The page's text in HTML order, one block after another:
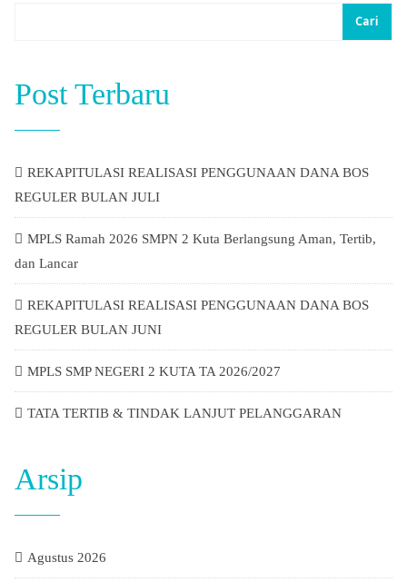
Cari
Post Terbaru
REKAPITULASI REALISASI PENGGUNAAN DANA BOS
REGULER BULAN JULI
MPLS Ramah 2026 SMPN 2 Kuta Berlangsung Aman, Tertib,
dan Lancar
REKAPITULASI REALISASI PENGGUNAAN DANA BOS
REGULER BULAN JUNI
MPLS SMP NEGERI 2 KUTA TA 2026/2027
TATA TERTIB & TINDAK LANJUT PELANGGARAN
Arsip
Agustus 2026